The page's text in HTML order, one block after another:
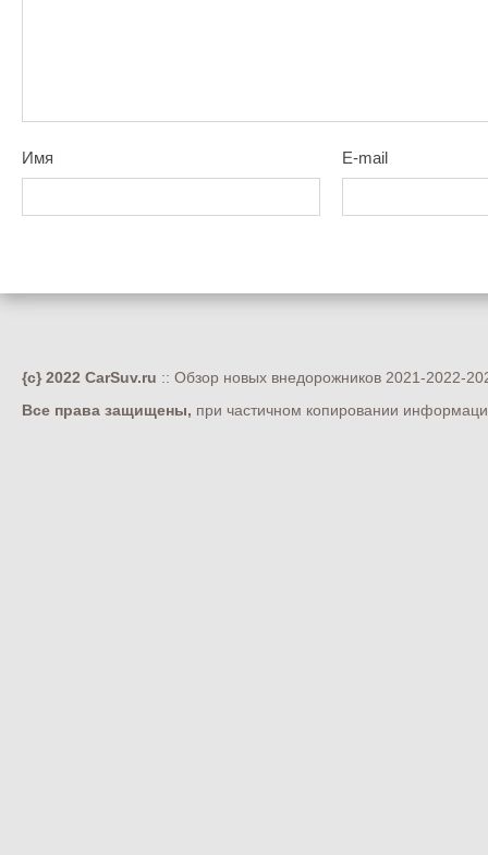
Имя E-mail
{c} 2022 CarSuv.ru :: Обзор новых внедорожников 2021-2022-
Все права защищены, при частичном копировании